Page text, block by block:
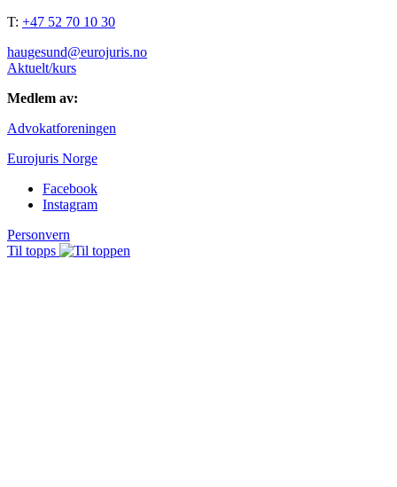
T: +47 52 70 10 30
haugesund@eurojuris.no
Aktuelt/kurs
Medlem av:
Advokatforeningen
Eurojuris Norge
Facebook
Instagram
Personvern
Til topps